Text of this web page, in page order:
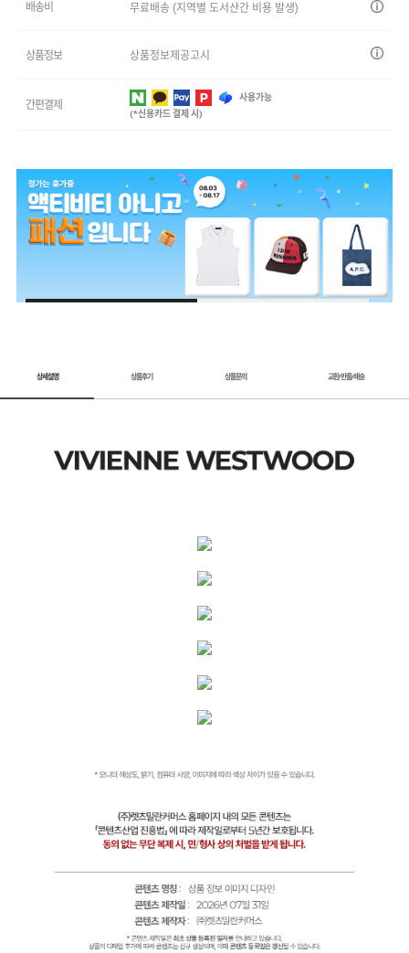
배송비 무료배송 (지역별 도서산간 비용 발생)
상품정보 상품정보제공고시
간편결제
사용가능
(*신용카드 결제 시)
상세설명 상품후기 상품문의 교환/반품/배송